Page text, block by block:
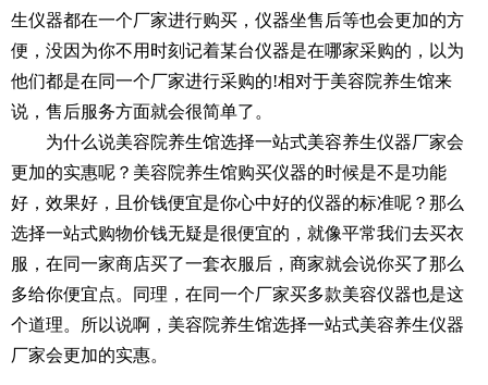
生仪器都在一个厂家进行购买，仪器坐售后等也会更加的方
便，没因为你不用时刻记着某台仪器是在哪家采购的，以为
他们都是在同一个厂家进行采购的!相对于美容院养生馆来
说，售后服务方面就会很简单了。
为什么说美容院养生馆选择一站式美容养生仪器厂家会
更加的实惠呢？美容院养生馆购买仪器的时候是不是功能
好，效果好，且价钱便宜是你心中好的仪器的标准呢？那么
选择一站式购物价钱无疑是很便宜的，就像平常我们去买衣
服，在同一家商店买了一套衣服后，商家就会说你买了那么
多给你便宜点。同理，在同一个厂家买多款美容仪器也是这
个道理。所以说啊，美容院养生馆选择一站式美容养生仪器
厂家会更加的实惠。